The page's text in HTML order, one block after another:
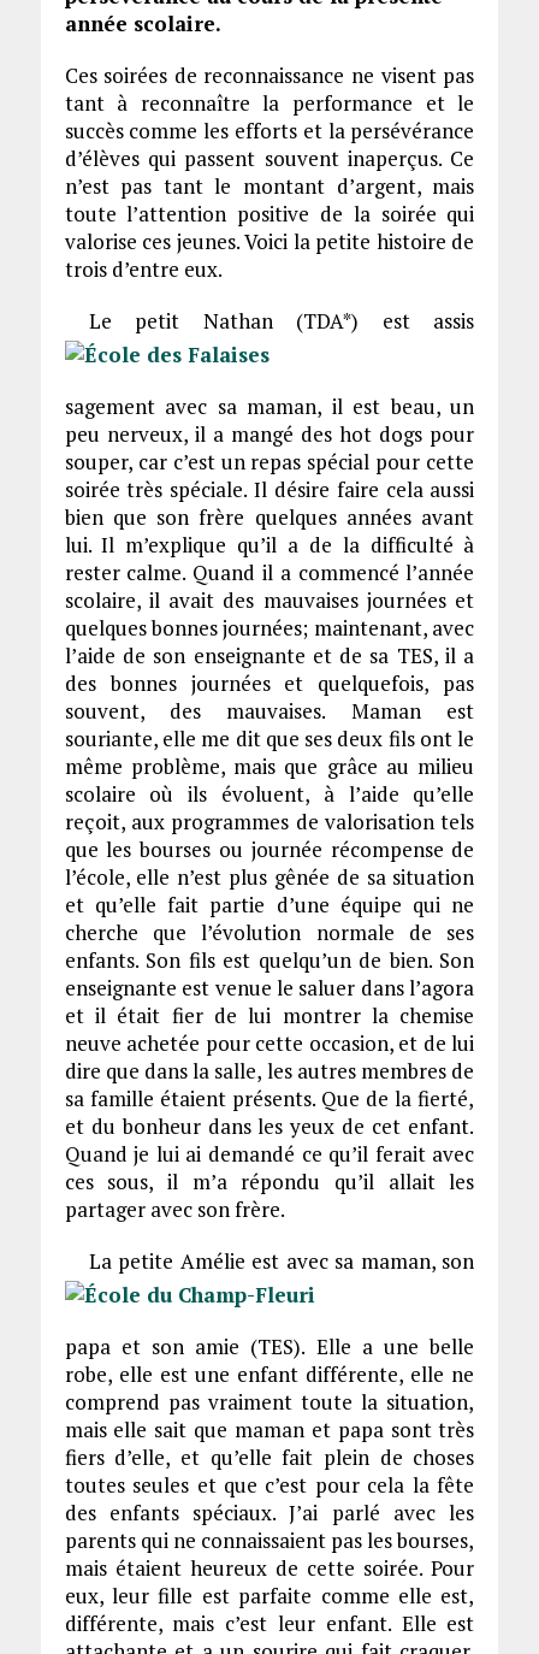
année scolaire.
Ces soirées de reconnaissance ne visent pas
tant à reconnaître la performance et le
succès comme les efforts et la persévérance
d’élèves qui passent souvent inaperçus. Ce
n’est pas tant le montant d’argent, mais
toute l’attention positive de la soirée qui
valorise ces jeunes. Voici la petite histoire de
trois d’entre eux.
Le petit Nathan (TDA*) est assis
sagement avec sa maman, il est beau, un
peu nerveux, il a mangé des hot dogs pour
souper, car c’est un repas spécial pour cette
soirée très spéciale. Il désire faire cela aussi
bien que son frère quelques années avant
lui. Il m’explique qu’il a de la difficulté à
rester calme. Quand il a commencé l’année
scolaire, il avait des mauvaises journées et
quelques bonnes journées; maintenant, avec
l’aide de son enseignante et de sa TES, il a
des bonnes journées et quelquefois, pas
souvent, des mauvaises. Maman est
souriante, elle me dit que ses deux fils ont le
même problème, mais que grâce au milieu
scolaire où ils évoluent, à l’aide qu’elle
reçoit, aux programmes de valorisation tels
que les bourses ou journée récompense de
l’école, elle n’est plus gênée de sa situation
et qu’elle fait partie d’une équipe qui ne
cherche que l’évolution normale de ses
enfants. Son fils est quelqu’un de bien. Son
enseignante est venue le saluer dans l’agora
et il était fier de lui montrer la chemise
neuve achetée pour cette occasion, et de lui
dire que dans la salle, les autres membres de
sa famille étaient présents. Que de la fierté,
et du bonheur dans les yeux de cet enfant.
Quand je lui ai demandé ce qu’il ferait avec
ces sous, il m’a répondu qu’il allait les
partager avec son frère.
La petite Amélie est avec sa maman, son
papa et son amie (TES). Elle a une belle
robe, elle est une enfant différente, elle ne
comprend pas vraiment toute la situation,
mais elle sait que maman et papa sont très
fiers d’elle, et qu’elle fait plein de choses
toutes seules et que c’est pour cela la fête
des enfants spéciaux. J’ai parlé avec les
parents qui ne connaissaient pas les bourses,
mais étaient heureux de cette soirée. Pour
eux, leur fille est parfaite comme elle est,
différente, mais c’est leur enfant. Elle est